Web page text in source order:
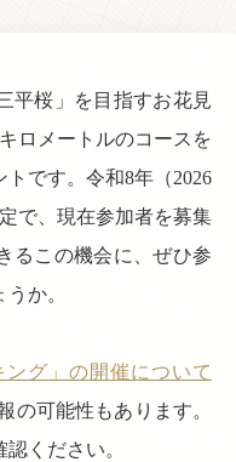
平桜」を目指すお花見
ロメートルのコースを
です。令和8年（2026
で、現在参加者を募集
るこの機会に、ぜひ参
か。
ング」の開催について
の可能性もあります。
ください。